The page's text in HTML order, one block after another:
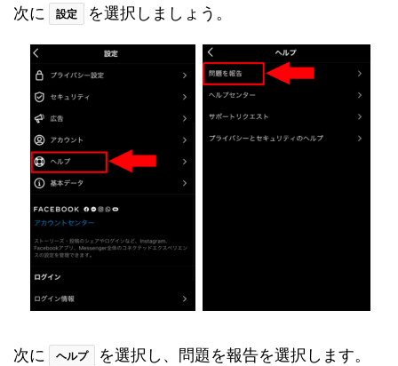
次に 設定 を選択しましょう。
次に ヘルプ を選択し、問題を報告を選択します。